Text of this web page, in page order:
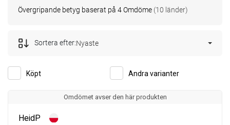
Övergripande betyg baserat på 4 Omdöme (10 länder)
Köpt Andra varianter
Sortera efter:Nyaste
Omdömet avser den här produkten
HeidP